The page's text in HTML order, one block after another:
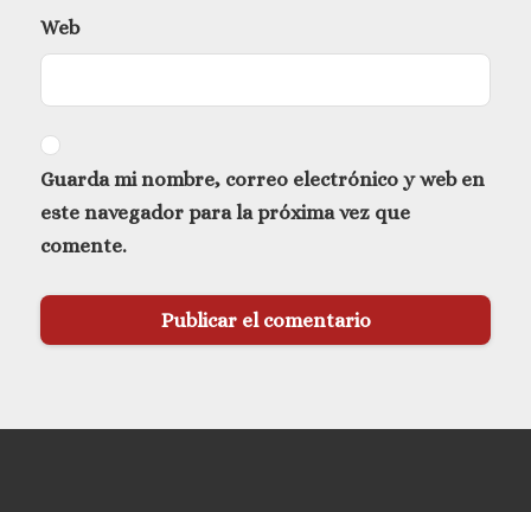
Web
Guarda mi nombre, correo electrónico y web en
este navegador para la próxima vez que
comente.